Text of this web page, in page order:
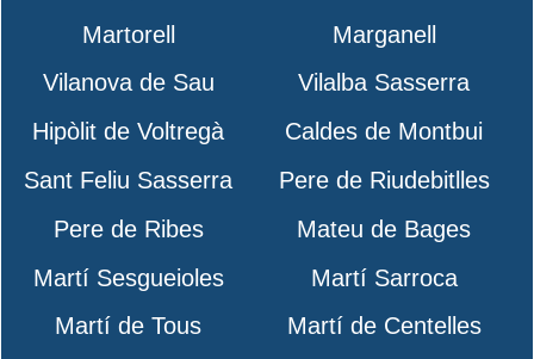
Martorell
Marganell
Vilanova de Sau
Vilalba Sasserra
Hipòlit de Voltregà
Caldes de Montbui
Sant Feliu Sasserra
Pere de Riudebitlles
Pere de Ribes
Mateu de Bages
Martí Sesgueioles
Martí Sarroca
Martí de Tous
Martí de Centelles